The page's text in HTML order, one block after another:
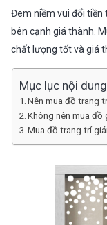
Đem niềm vui đổi tiền
bên cạnh giá thành.
chất lượng tốt và giá
Mục lục nội dung
Nên mua đồ trang
Không nên mua đồ
Mua đồ trang trí